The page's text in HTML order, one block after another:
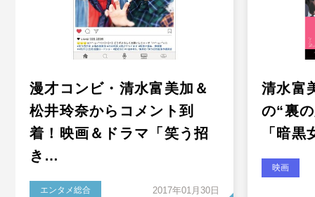
漫才コンビ・清水富美加＆
松井玲奈からコメント到
着！映画＆ドラマ「笑う招
き…
エンタメ総合 2017年01月30日
清水富
の“裏
「暗
映画